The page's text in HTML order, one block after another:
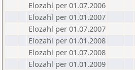
Elozahl per 01.07.2006
Elozahl per 01.01.2007
Elozahl per 01.07.2007
Elozahl per 01.01.2008
Elozahl per 01.07.2008
Elozahl per 01.01.2009